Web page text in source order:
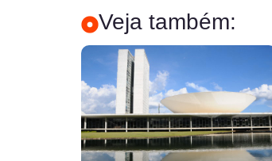
Veja também: